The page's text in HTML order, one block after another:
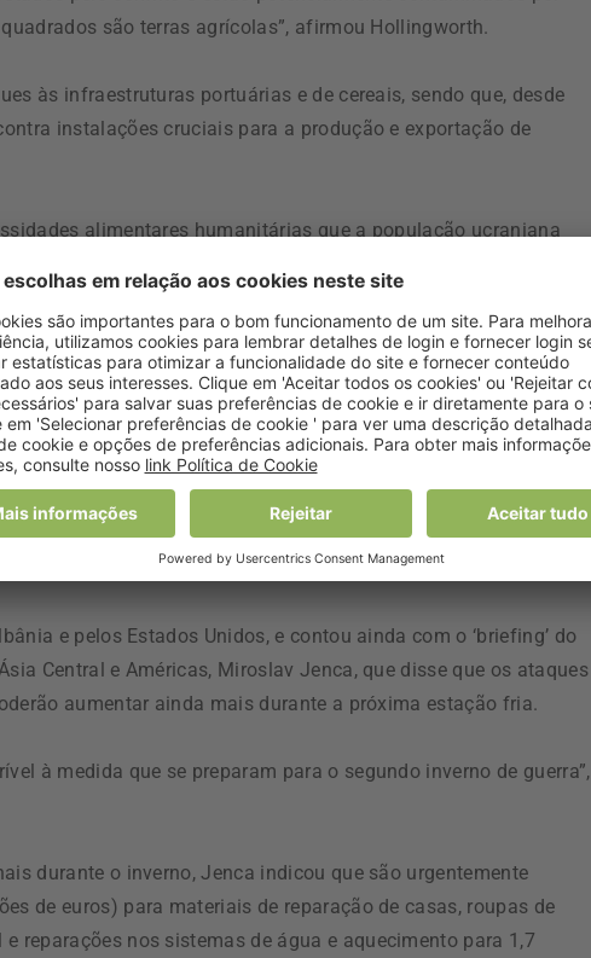
são terras agrícolas”, afirmou Hollingworth.
às infraestruturas portuárias e de cereais, sendo que, desde
instalações cruciais para a produção e exportação de
alimentares humanitárias que a população ucraniana
podem ser esquecidos, defendeu o diretor do PAM, apontando
mil milhões de euros) em danos e perdas no setor agrícola.
tem de trabalhar para garantir um mercado viável para os
não há incentivo para os agricultores cultivarem”, frisou.
dos custos logísticos criado por qualquer obstáculo à
continuará a precisar da Ucrânia”, concluiu.
e pelos Estados Unidos, e contou ainda com o ‘briefing’ do
Central e Américas, Miroslav Jenca, que disse que os ataques
aumentar ainda mais durante a próxima estação fria.
à medida que se preparam para o segundo inverno de guerra”,
durante o inverno, Jenca indicou que são urgentemente
de euros) para materiais de reparação de casas, roupas de
reparações nos sistemas de água e aquecimento para 1,7